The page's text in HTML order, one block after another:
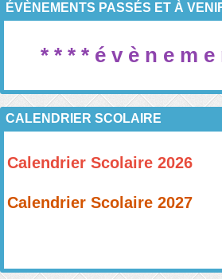
ÉVÈNEMENTS PASSÉS ET À
* * * * é v è n e m e
CALENDRIER SCOLAIRE
Calendrier Scolaire 2026
Calendrier Scolaire 2027